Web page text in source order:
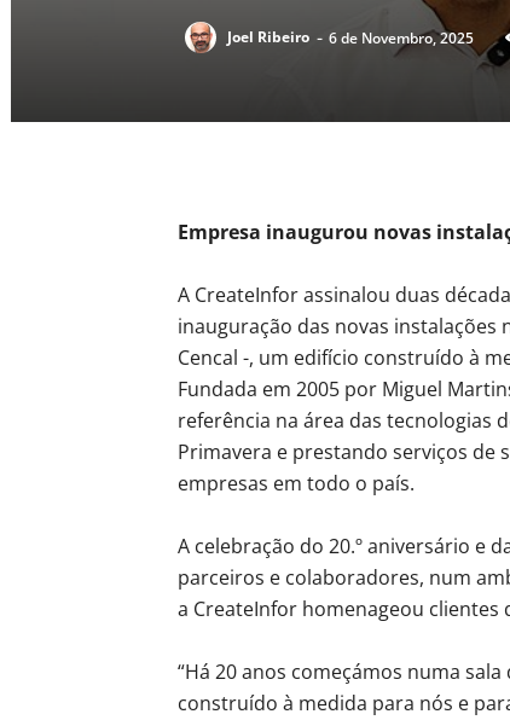
Joel Ribeiro - 6 de Novembro, 2025
Empresa inaugurou novas
A CreateInfor assinalou duas
inauguração das novas instalações
Cencal -, um edifício construído à
Fundada em 2005 por Miguel
referência na área das tecnologias
Primavera e prestando serviços de
empresas em todo o país.
A celebração do 20.º aniversário e
parceiros e colaboradores, num
a CreateInfor homenageou
“Há 20 anos começámos numa
construído à medida para nós e